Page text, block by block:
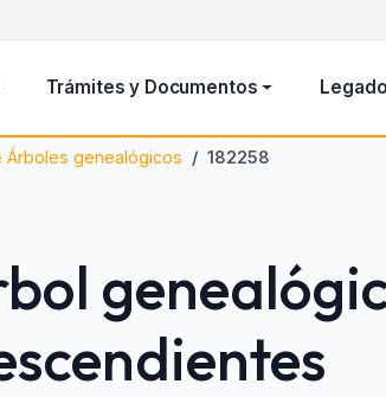
Trámites y Documentos
Árboles genealógicos 182258